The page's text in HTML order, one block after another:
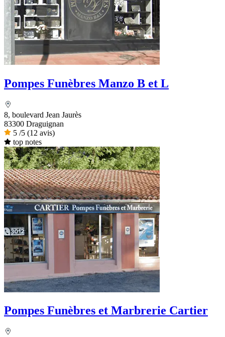
Pompes Funèbres Manzo B et L
8, boulevard Jean Jaurès
83300 Draguignan
5 /5 (12 avis)
top notes
Pompes Funèbres et Marbrerie Cartier